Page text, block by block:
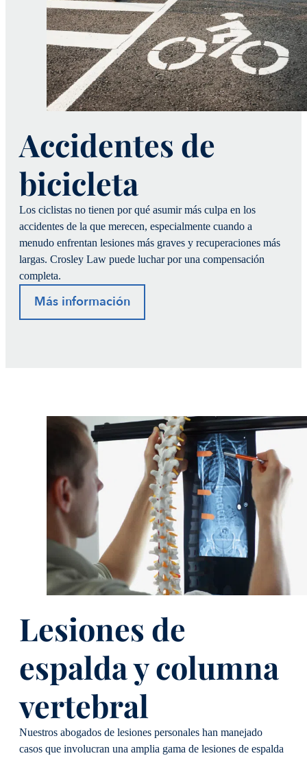
Accidentes de
bicicleta
Los ciclistas no tienen por qué asumir más culpa en los
accidentes de la que merecen, especialmente cuando a
menudo enfrentan lesiones más graves y recuperaciones más
largas. Crosley Law puede luchar por una compensación
completa.
Más información
Lesiones de
espalda y columna
vertebral
Nuestros abogados de lesiones personales han manejado
casos que involucran una amplia gama de lesiones de espalda